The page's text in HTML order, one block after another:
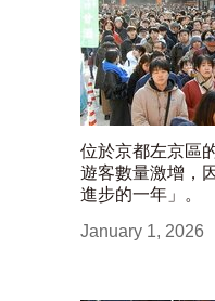
位於京都左京區
遊客數量激增，
進步的一年」。
January 1, 2026